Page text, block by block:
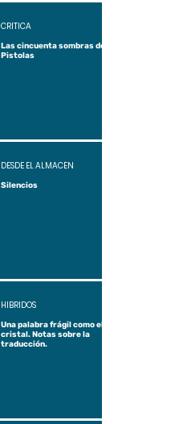
Las cincuenta sombras de
Pistolas
CRÍTICA
Silencios
DESDE EL ALMACÉN
Una palabra frágil como el
cristal. Notas sobre la
traducción.
HÍBRIDOS